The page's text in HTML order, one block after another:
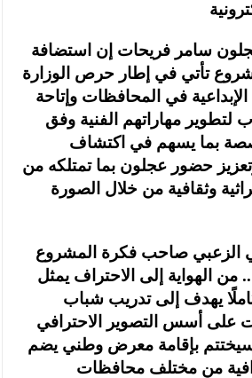
سامر فريحات إن استضافة
تأتي في إطار حرص الوزارة
في المحافظات وإتاحة
لتطوير مهاراتهم الفنية وفق
بما يسهم في اكتشاف
حضور عجلون بما تمتلكه من
وثقافية من خلال الصورة
الزعبي صاحب فكرة المشروع
من الهواية إلى الاحتراف يمثل
يهدف إلى تدريب شباب
على أسس التصوير الاحترافي
سيختتم بإقامة معرض وطني يضم
من مختلف محافظات